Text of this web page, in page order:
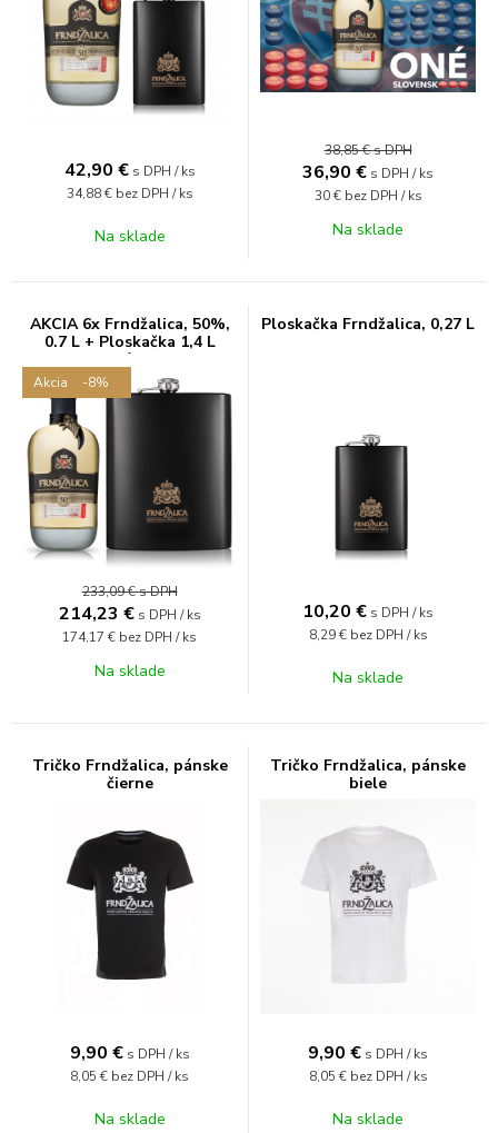
42,90 € s DPH / ks
34,88 € bez DPH / ks
Na sklade
38,85 €s DPH
36,90 € s DPH / ks
30 € bez DPH / ks
Na sklade
AKCIA 6x Frndžalica, 50%,
0.7 L + Ploskačka 1,4 L
grátis
Akcia -8%
233,09 €s DPH
214,23 € s DPH / ks
174,17 € bez DPH / ks
Na sklade
Ploskačka Frndžalica, 0,27 L
10,20 € s DPH / ks
8,29 € bez DPH / ks
Na sklade
Tričko Frndžalica, pánske
čierne
9,90 € s DPH / ks
8,05 € bez DPH / ks
Na sklade
Tričko Frndžalica, pánske
biele
9,90 € s DPH / ks
8,05 € bez DPH / ks
Na sklade